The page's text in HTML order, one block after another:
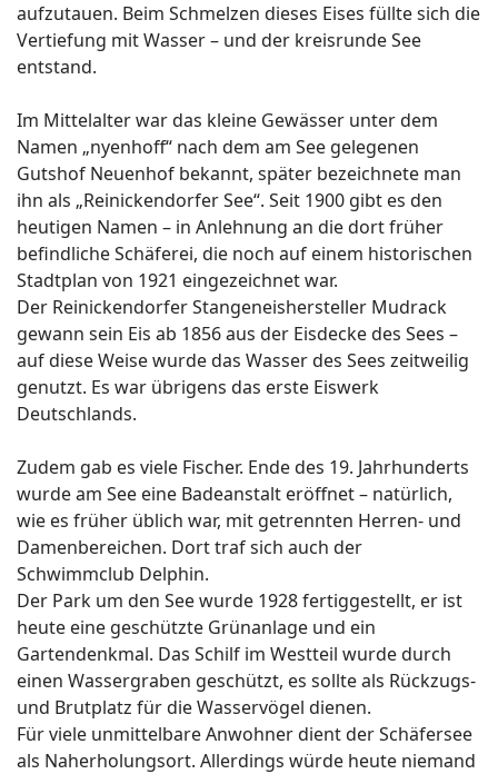
aufzutauen. Beim Schmelzen dieses Eises füllte sich die
Vertiefung mit Wasser – und der kreisrunde See
entstand.
Im Mittelalter war das kleine Gewässer unter dem
Namen „nyenhoff“ nach dem am See gelegenen
Gutshof Neuenhof bekannt, später bezeichnete man
ihn als „Reinickendorfer See“. Seit 1900 gibt es den
heutigen Namen – in Anlehnung an die dort früher
befindliche Schäferei, die noch auf einem historischen
Stadtplan von 1921 eingezeichnet war.
Der Reinickendorfer Stangeneishersteller Mudrack
gewann sein Eis ab 1856 aus der Eisdecke des Sees –
auf diese Weise wurde das Wasser des Sees zeitweilig
genutzt. Es war übrigens das erste Eiswerk
Deutschlands.
Zudem gab es viele Fischer. Ende des 19. Jahrhunderts
wurde am See eine Badeanstalt eröffnet – natürlich,
wie es früher üblich war, mit getrennten Herren- und
Damenbereichen. Dort traf sich auch der
Schwimmclub Delphin.
Der Park um den See wurde 1928 fertiggestellt, er ist
heute eine geschützte Grünanlage und ein
Gartendenkmal. Das Schilf im Westteil wurde durch
einen Wassergraben geschützt, es sollte als Rückzugs-
und Brutplatz für die Wasservögel dienen.
Für viele unmittelbare Anwohner dient der Schäfersee
als Naherholungsort. Allerdings würde heute niemand